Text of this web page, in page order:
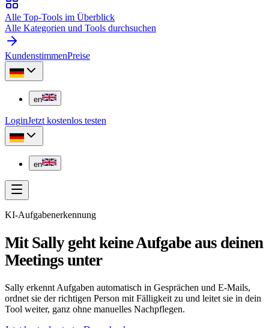
Alle Top-Tools im Überblick
Alle Kategorien und Tools durchsuchen
KundenstimmenPreise
en
LoginJetzt kostenlos testen
en
KI-Aufgabenerkennung
Mit Sally geht keine Aufgabe aus deinen
Meetings unter
Sally erkennt Aufgaben automatisch in Gesprächen und E-Mails,
ordnet sie der richtigen Person mit Fälligkeit zu und leitet sie in dein
Tool weiter, ganz ohne manuelles Nachpflegen.